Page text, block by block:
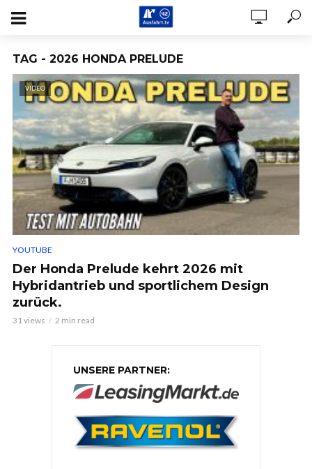
TAG - 2026 HONDA PRELUDE
VIDEO
YOUTUBE
Der Honda Prelude kehrt 2026 mit
Hybridantrieb und sportlichem Design
zurück.
31 views 2 min read
UNSERE PARTNER: